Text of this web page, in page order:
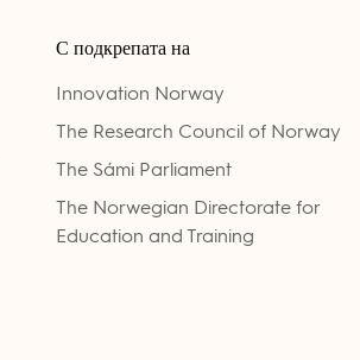
С подкрепата на
Innovation Norway
The Research Council of Norway
The Sámi Parliament
The Norwegian Directorate for
Education and Training